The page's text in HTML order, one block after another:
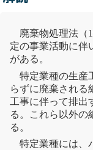
廃棄物処理法
定の事業活動に伴
がある。
特定業種の生産
らずに廃棄される
工事に伴って排出
る。これら以外の
る。
特定業種には、